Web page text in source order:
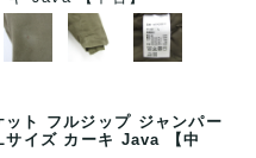
ト フルジップ ジャンパー
サイズ カーキ Java 【中